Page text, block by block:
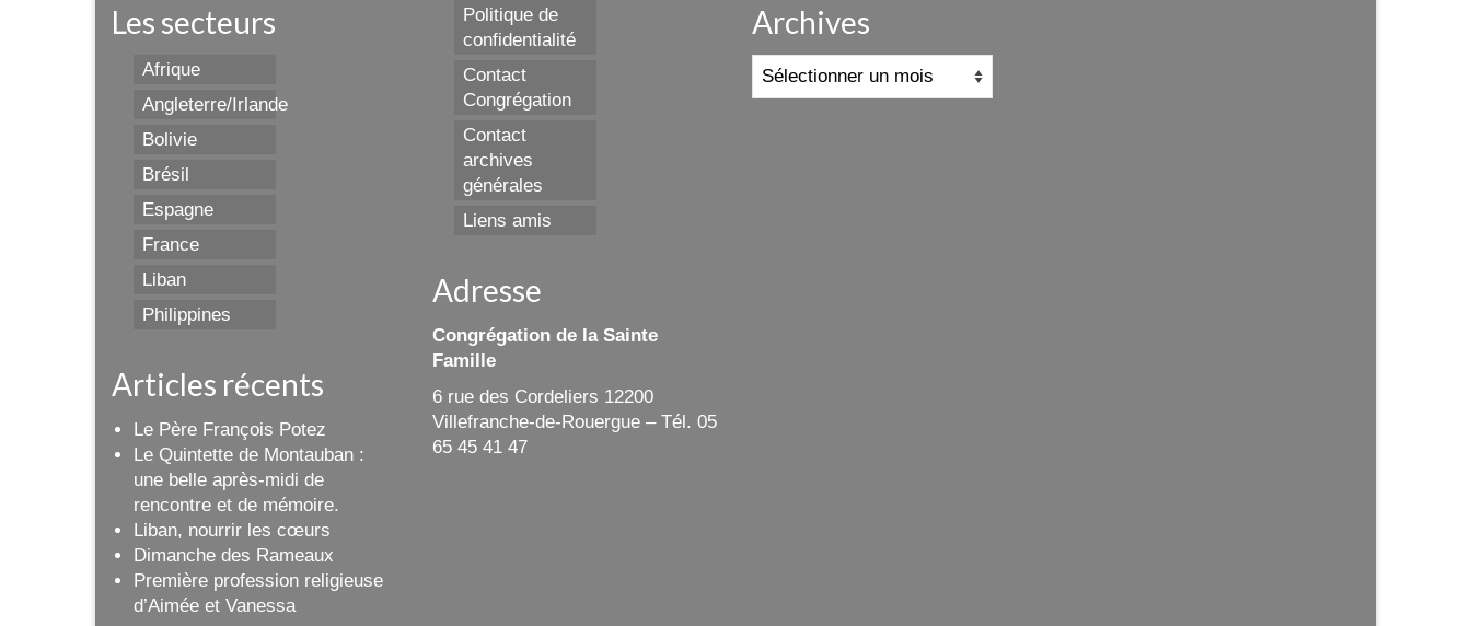
Les secteurs
Afrique
Angleterre/Irlande
Bolivie
Brésil
Espagne
France
Liban
Philippines
Articles récents
Le Père François Potez
Le Quintette de Montauban :
une belle après-midi de
rencontre et de mémoire.
Liban, nourrir les cœurs
Dimanche des Rameaux
Première profession religieuse
d’Aimée et Vanessa
Politique de
confidentialité
Contact
Congrégation
Contact
archives
générales
Liens amis
Adresse
Congrégation de la Sainte
Famille
6 rue des Cordeliers 12200
Villefranche-de-Rouergue – Tél. 05
65 45 41 47
Archives
Archives